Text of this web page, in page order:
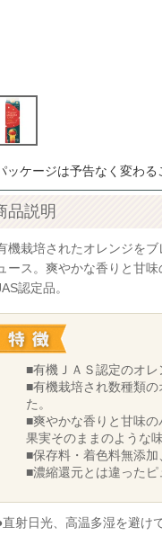
ッケージは予告なく変わる
品説明
機栽培されたオレンジを
ュース。爽やかな香りと甘
認定品。
■有機ＪＡＳ認定のオレ
■有機栽培され数種類
た。
■爽やかな香りと甘味
果実そのままのような
■保存料・着色料無添加
■濃縮還元とは違ったピ
直射日光、高温多湿を避け